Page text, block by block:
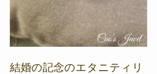
結婚の記念のエタニティリ